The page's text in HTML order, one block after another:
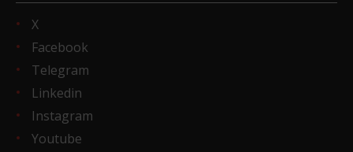
X
Facebook
Telegram
Linkedin
Instagram
Youtube